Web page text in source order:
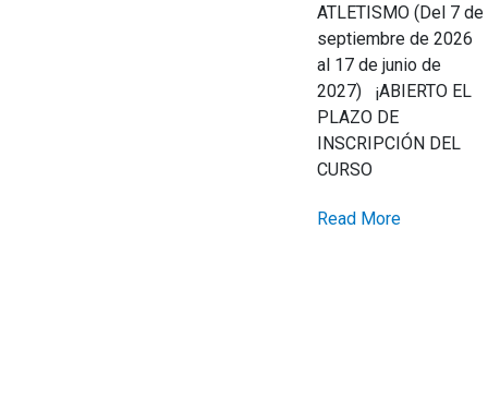
ATLETISMO (Del 7 de
septiembre de 2026
al 17 de junio de
2027) ¡ABIERTO EL
PLAZO DE
INSCRIPCIÓN DEL
CURSO
Read More